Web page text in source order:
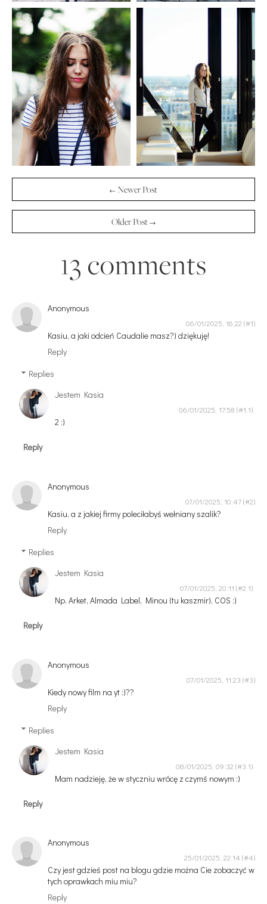
← Newer Post
Older Post →
13 comments
Anonymous
06/01/2025, 16:22
Kasiu, a jaki odcień Caudalie masz?) dziękuję!
Reply
Replies
Jestem Kasia
06/01/2025, 17:58
2 :)
Reply
Anonymous
07/01/2025, 10:47
Kasiu, a z jakiej firmy poleciłabyś wełniany szalik?
Reply
Replies
Jestem Kasia
07/01/2025, 20:11
Np. Arket, Almada Label, Minou (tu kaszmir), COS :)
Reply
Anonymous
07/01/2025, 11:23
Kiedy nowy film na yt :)??
Reply
Replies
Jestem Kasia
08/01/2025, 09:32
Mam nadzieję, że w styczniu wrócę z czymś nowym :)
Reply
Anonymous
25/01/2025, 22:14
Czy jest gdzieś post na blogu gdzie można Cie zobaczyć w
tych oprawkach miu miu?
Reply